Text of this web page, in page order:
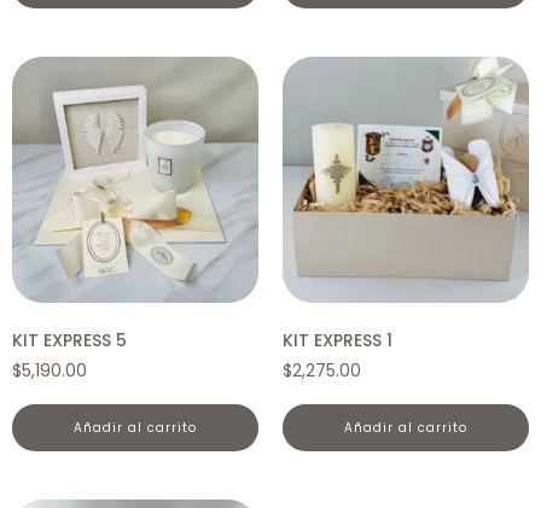
KIT EXPRESS 5
$5,190.00
añadir al carrito
KIT EXPRESS 1
$2,275.00
añadir al carrito